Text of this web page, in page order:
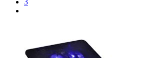
3